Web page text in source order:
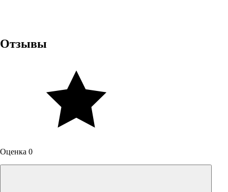
Отзывы
Оценка 0